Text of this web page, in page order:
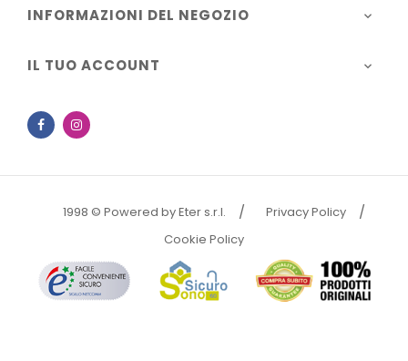
INFORMAZIONI DEL NEGOZIO 
IL TUO ACCOUNT 
Facebook
1998 © Powered by Eter s.r.l.
Privacy Policy
Cookie Policy